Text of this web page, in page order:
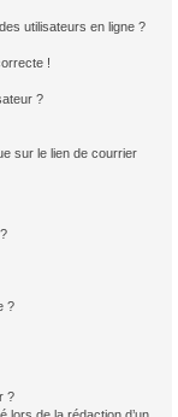
utilisateurs en ligne ?
!
?
sur le lien de courrier
?
?